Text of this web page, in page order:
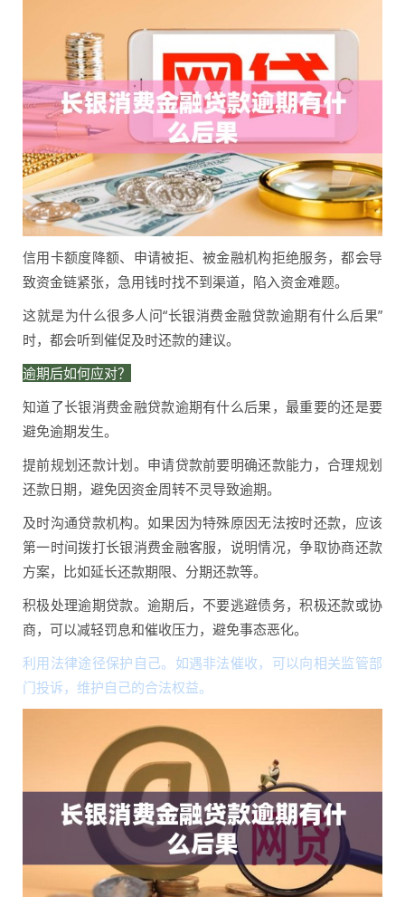
信用卡额度降额、申请被拒、被金融机构拒绝服务，都会导
致资金链紧张，急用钱时找不到渠道，陷入资金难题。
这就是为什么很多人问“长银消费金融贷款逾期有什么后果”
时，都会听到催促及时还款的建议。
逾期后如何应对？
知道了长银消费金融贷款逾期有什么后果，最重要的还是要
避免逾期发生。
提前规划还款计划。申请贷款前要明确还款能力，合理规划
还款日期，避免因资金周转不灵导致逾期。
及时沟通贷款机构。如果因为特殊原因无法按时还款，应该
第一时间拨打长银消费金融客服，说明情况，争取协商还款
方案，比如延长还款期限、分期还款等。
积极处理逾期贷款。逾期后，不要逃避债务，积极还款或协
商，可以减轻罚息和催收压力，避免事态恶化。
利用法律途径保护自己。如遇非法催收，可以向相关监管部
门投诉，维护自己的合法权益。